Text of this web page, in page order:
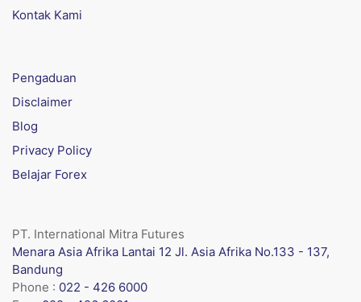
Kontak Kami
Pengaduan
Disclaimer
Blog
Privacy Policy
Belajar Forex
PT. International Mitra Futures
Menara Asia Afrika Lantai 12 Jl. Asia Afrika No.133 - 137,
Bandung
Phone : 022 - 426 6000